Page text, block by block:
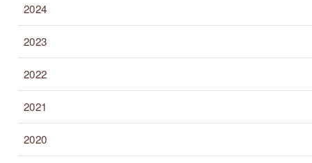
2024
2023
2022
2021
2020